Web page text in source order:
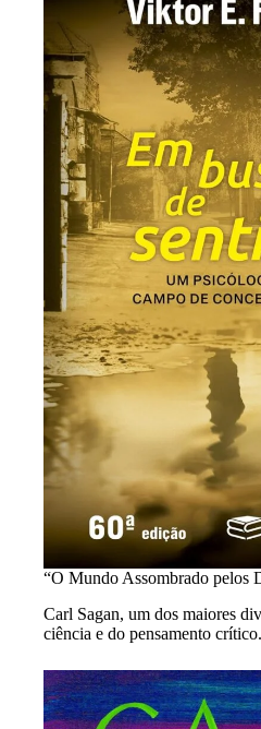
“O Mundo Assombrado pelos
Carl Sagan, um dos maiores
ciência e do pensamento crítico.